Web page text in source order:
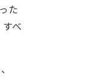
た
べ